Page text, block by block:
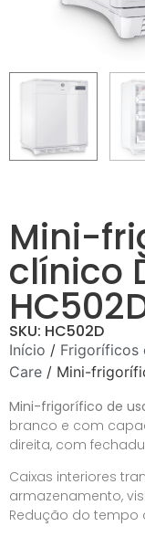
Mini-
clínico
SKU: HC502D
Início / Frigoríficos
Care / Mini-
Mini-frigorífico de
branco e com
direita, com
Caixas interiores
armazenamento,
Redução do tempo